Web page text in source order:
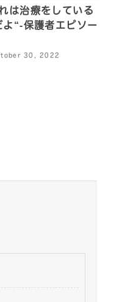
は治療をしている
よ“‐保護者エピソー
30, 2022